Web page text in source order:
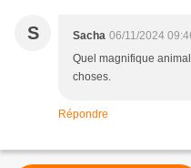
S Sacha 06/11/2024
Quel magnifique
choses.
Répondre